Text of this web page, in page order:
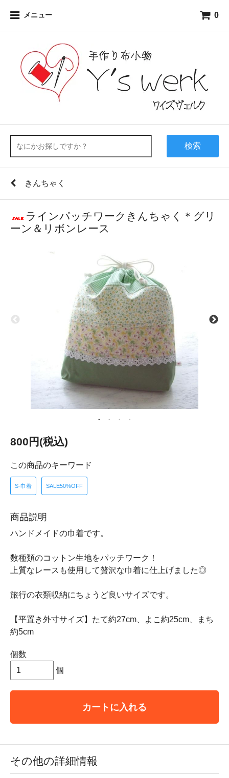
メニュー 0
検索
きんちゃく
ラインパッチワークきんちゃく＊グリ
ーン＆リボンレース
800円(税込)
この商品のキーワード
S-巾着 SALE50%OFF
商品説明
ハンドメイドの巾着です。
数種類のコットン生地をパッチワーク！
上質なレースも使用して贅沢な巾着に仕上げました◎
旅行の衣類収納にちょうど良いサイズです。
【平置き外寸サイズ】たて約27cm、よこ約25cm、まち
約5cm
個数
個
カートに入れる
その他の詳細情報